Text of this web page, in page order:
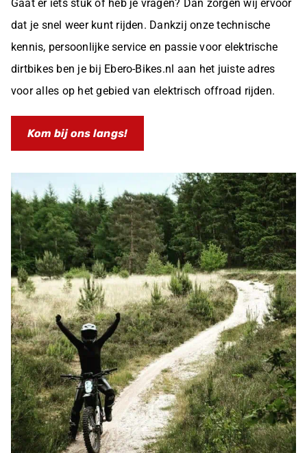
Gaat er iets stuk of heb je vragen? Dan zorgen wij ervoor
dat je snel weer kunt rijden. Dankzij onze technische
kennis, persoonlijke service en passie voor elektrische
dirtbikes ben je bij Ebero-Bikes.nl aan het juiste adres
voor alles op het gebied van elektrisch offroad rijden.
Kom bij ons langs!